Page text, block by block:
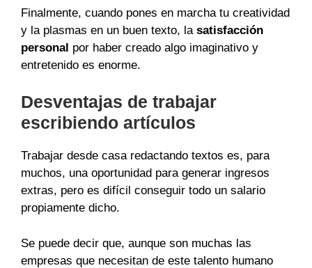
Finalmente, cuando pones en marcha tu creatividad
y la plasmas en un buen texto, la satisfacción
personal por haber creado algo imaginativo y
entretenido es enorme.
Desventajas de trabajar
escribiendo artículos
Trabajar desde casa redactando textos es, para
muchos, una oportunidad para generar ingresos
extras, pero es difícil conseguir todo un salario
propiamente dicho.
Se puede decir que, aunque son muchas las
empresas que necesitan de este talento humano